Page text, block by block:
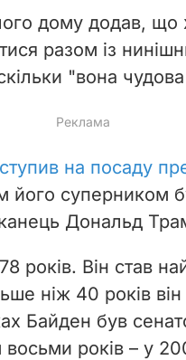
дому додав, що
разом із
"вона
на посаду
його суперником
Дональд
років. Він став
ніж 40 років
Байден був
восьми років – у